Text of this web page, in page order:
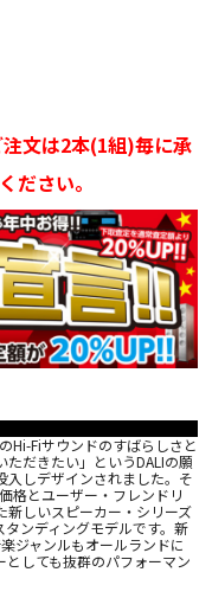
文は2本(1組)毎に承
ださい。
Hi-Fiサウンドのすばらしさと
だきたい」というDALIの願
入しデザインされました。そ
格とユーザー・フレンドリ
新しいスピーカー・シリーズ
ンディングモデルです。新
ジャンルもオールランドに
しても抜群のパフォーマン